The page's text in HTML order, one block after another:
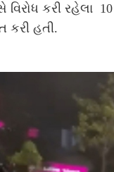
કરી રહેલા 10
કરી હતી.